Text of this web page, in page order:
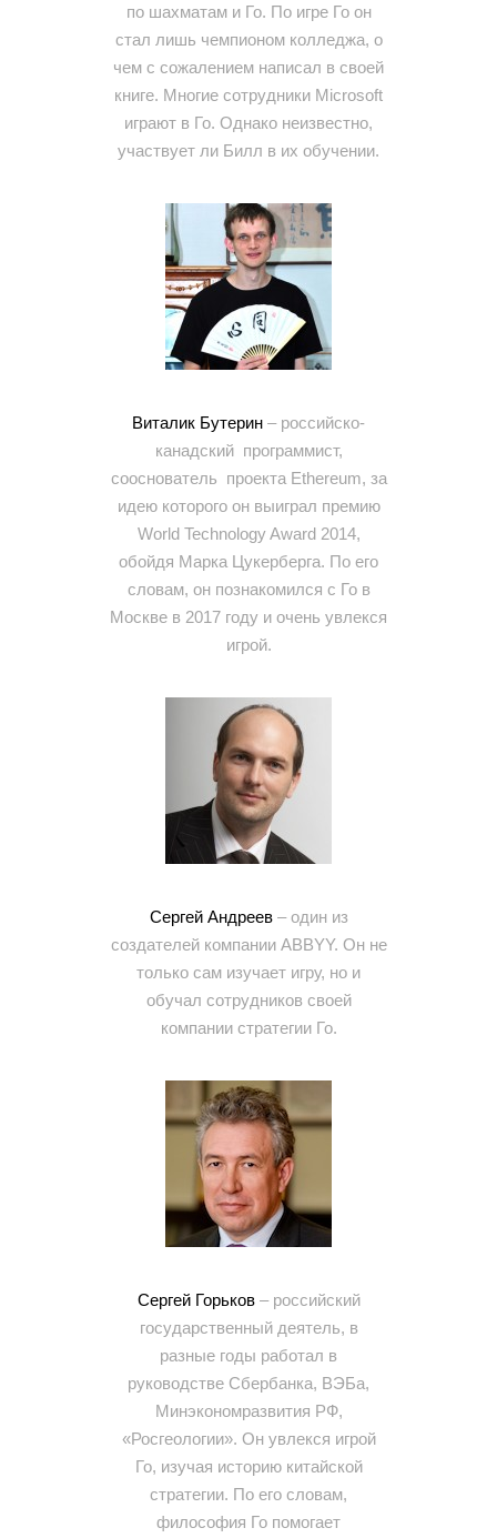
по шахматам и Го. По игре Го он
стал лишь чемпионом колледжа, о
чем с сожалением написал в своей
книге. Многие сотрудники Microsoft
играют в Го. Однако неизвестно,
участвует ли Билл в их обучении.
Виталик Бутерин – российско-
канадский программист,
сооснователь проекта Ethereum, за
идею которого он выиграл премию
World Technology Award 2014,
обойдя Марка Цукерберга. По его
словам, он познакомился с Го в
Москве в 2017 году и очень увлекся
игрой.
Сергей Андреев – один из
создателей компании ABBYY. Он не
только сам изучает игру, но и
обучал сотрудников своей
компании стратегии Го.
Сергей Горьков– российский
государственный деятель, в
разные годы работал в
руководстве Сбербанка, ВЭБа,
Минэкономразвития РФ,
«Росгеологии». Он увлекся игрой
Го, изучая историю китайской
стратегии. По его словам,
философия Го помогает